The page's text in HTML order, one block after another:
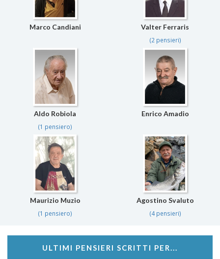
Marco Candiani
Valter Ferraris
(2 pensieri)
Aldo Robiola
(1 pensiero)
Enrico Amadio
Maurizio Muzio
(1 pensiero)
Agostino Svaluto
(4 pensieri)
ULTIMI PENSIERI SCRITTI PER...